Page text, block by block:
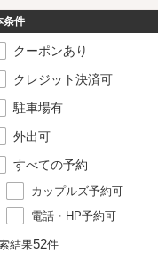
条件
クーポンあり
クレジット決済可
駐車場有
外出可
すべての予約
カップルズ予約可
電話・HP予約可
結果52件